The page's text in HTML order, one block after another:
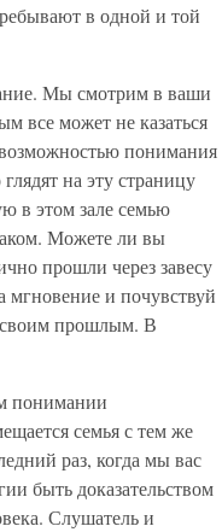
в одной и той
Мы смотрим в ваши
все может не казаться
понимания
на эту страницу
в этом зале семью
Можете ли вы
прошли через завесу
мгновение и почувствуй
своим прошлым. В
понимании
семья с тем же
раз, когда мы вас
быть доказательством
Слушатель и